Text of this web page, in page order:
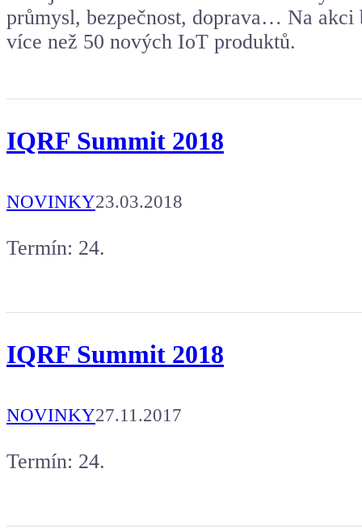
průmysl, bezpečnost, doprava… Na akci
více než 50 nových IoT produktů.
IQRF Summit 2018
NOVINKY23.03.2018
Termín: 24.
IQRF Summit 2018
NOVINKY27.11.2017
Termín: 24.